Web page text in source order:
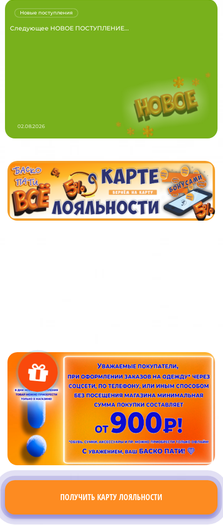
Следующее НОВОЕ ПОСТУПЛЕНИЕ...
Новые поступления
02.08.2026
ПОЛУЧИТЬ КАРТУ ЛОЯЛЬНОСТИ